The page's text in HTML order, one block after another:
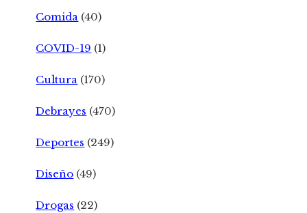
Comida (40)
COVID-19 (1)
Cultura (170)
Debrayes (470)
Deportes (249)
Diseño (49)
Drogas (22)